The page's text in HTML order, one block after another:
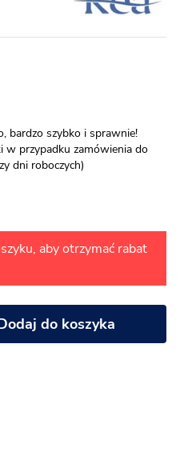
bardzo szybko i sprawnie!
w przypadku zamówienia do
dni roboczych)
aby otrzymać rabat
do koszyka